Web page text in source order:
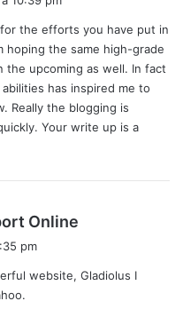
the efforts you have put in
hoping the same high-grade
the upcoming as well. In fact
has inspired me to
Really the blogging is
Your write up is a
Online
pm
website, Gladiolus I